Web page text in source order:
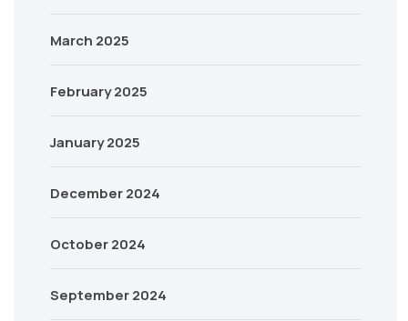
March 2025
February 2025
January 2025
December 2024
October 2024
September 2024